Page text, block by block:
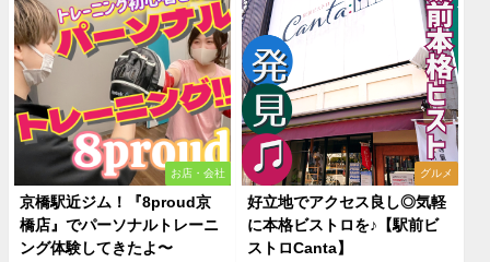
お店・会社
京橋駅近ジム！『8proud京
橋店』でパーソナルトレーニ
ング体験してきたよ〜
グルメ
好立地でアクセス良し◎気軽
に本格ビストロを♪【駅前ビ
ストロCanta】